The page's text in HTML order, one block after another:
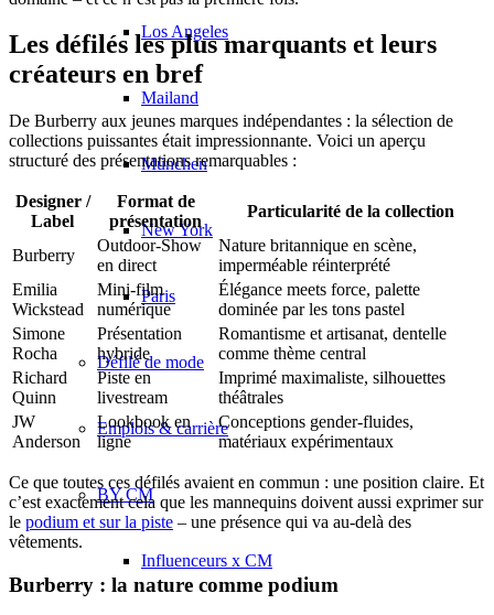
Los Angeles
Mailand
München
New York
Paris
Défilé de mode
Emplois & carrière
BY CM
Influenceurs x CM
Les défilés les plus marquants et leurs
créateurs en bref
De Burberry aux jeunes marques indépendantes : la sélection de
collections puissantes était impressionnante. Voici un aperçu
structuré des présentations remarquables :
Designer /
Label
Format de
présentation
Particularité de la collection
Burberry
Outdoor-Show
en direct
Nature britannique en scène,
imperméable réinterprété
Emilia
Wickstead
Mini-film
numérique
Élégance meets force, palette
dominée par les tons pastel
Simone
Rocha
Présentation
hybride
Romantisme et artisanat, dentelle
comme thème central
Richard
Quinn
Piste en
livestream
Imprimé maximaliste, silhouettes
théâtrales
JW
Anderson
Lookbook en
ligne
Conceptions gender-fluides,
matériaux expérimentaux
Ce que toutes ces défilés avaient en commun : une position claire. Et
c’est exactement cela que les mannequins doivent aussi exprimer sur
le podium et sur la piste – une présence qui va au-delà des
vêtements.
Burberry : la nature comme podium